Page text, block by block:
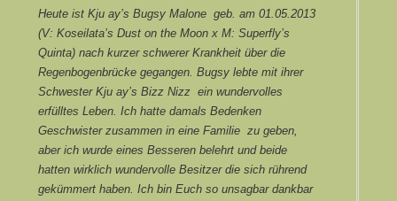
Heute ist Kju ay’s Bugsy Malone geb. am 01.05.2013
(V: Koseilata’s Dust on the Moon x M: Superfly’s
Quinta) nach kurzer schwerer Krankheit über die
Regenbogenbrücke gegangen. Bugsy lebte mit ihrer
Schwester Kju ay’s Bizz Nizz ein wundervolles
erfülltes Leben. Ich hatte damals Bedenken
Geschwister zusammen in eine Familie zu geben,
aber ich wurde eines Besseren belehrt und beide
hatten wirklich wundervolle Besitzer die sich rührend
gekümmert haben. Ich bin Euch so unsagbar dankbar